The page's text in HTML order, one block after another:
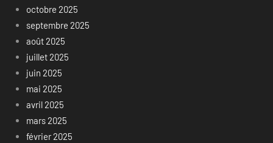
octobre 2025
septembre 2025
août 2025
juillet 2025
juin 2025
mai 2025
avril 2025
mars 2025
février 2025